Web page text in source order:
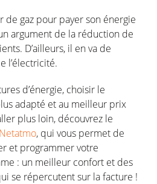
de gaz pour payer son énergie
argument de la réduction de
D’ailleurs, il en va de
l’électricité.
d’énergie, choisir le
adapté et au meilleur prix
plus loin, découvrez le
, qui vous permet de
et programmer votre
: un meilleur confort et des
se répercutent sur la facture !